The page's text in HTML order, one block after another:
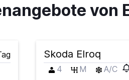
von
Skoda Elroq
4
M A/C